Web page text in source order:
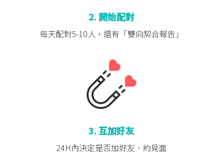
2. 開始配對
每天配對5-10人， 還有「雙向契合報告」
3. 互加好友
24H內決定是否加好友、約見面